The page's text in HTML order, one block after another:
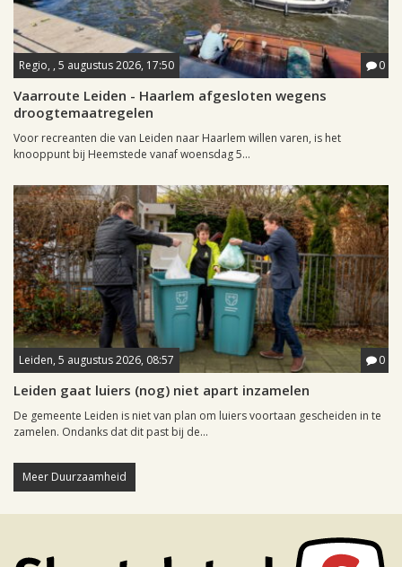
Regio, , 5 augustus 2026, 17:50 0
Vaarroute Leiden - Haarlem afgesloten wegens
droogtemaatregelen
Voor recreanten die van Leiden naar Haarlem willen varen, is het
knooppunt bij Heemstede vanaf woensdag 5...
Leiden, 5 augustus 2026, 08:57 0
Leiden gaat luiers (nog) niet apart inzamelen
De gemeente Leiden is niet van plan om luiers voortaan gescheiden in te
zamelen. Ondanks dat dit past bij de...
Meer Duurzaamheid